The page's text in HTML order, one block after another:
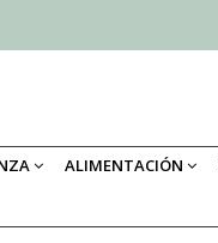
ALIMENTACIÓN